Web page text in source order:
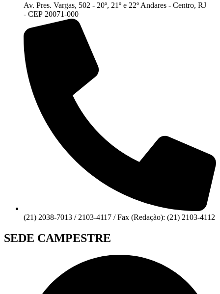
Av. Pres. Vargas, 502 - 20º, 21º e 22º Andares - Centro, RJ
- CEP 20071-000
(21) 2038-7013 / 2103-4117 / Fax (Redação): (21) 2103-4112
SEDE CAMPESTRE